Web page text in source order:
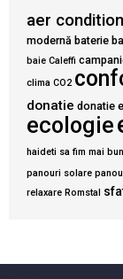
aer
modernă baterie
baie Caleffi
clima CO2
donatie donatie
ecologie
haideti sa fim mai
panouri solare
relaxare Romstal